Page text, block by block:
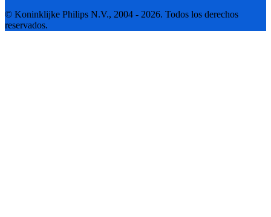
© Koninklijke Philips N.V., 2004 - 2026. Todos los derechos
reservados.